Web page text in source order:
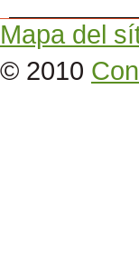
Mapa del
© 2010